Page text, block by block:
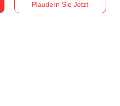
Plaudern Sie Jetzt